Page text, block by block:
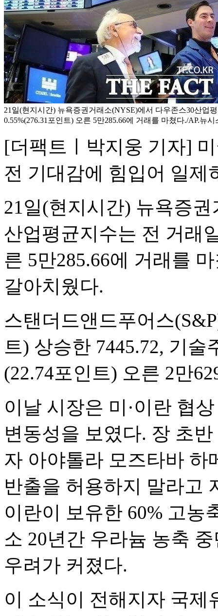
21일(현지시간) 뉴욕증권거래소(NYSE)에서 다우존스30산업
0.55%(276.31포인트) 오른 5만285.66에 거래를 마쳤다./AP.뉴시
[더팩트ㅣ박지웅 기자]
전 기대감에 힘입어 일제
21일(현지시간) 뉴욕증
산업평균지수는 전 거래
른 5만285.66에 거래를
갈아치웠다.
스탠더드앤드푸어스
트) 상승한 7445.72, 기술
(22.74포인트) 오른 2만
이날 시장은 미·이란 협
변동성을 보였다. 장 초
자 아야톨라 모즈타바 하
반출을 허용하지 말라고
이란이 보유한 60% 고농
소 20년간 우라늄 농축
우려가 커졌다.
이 소식이 전해지자 국